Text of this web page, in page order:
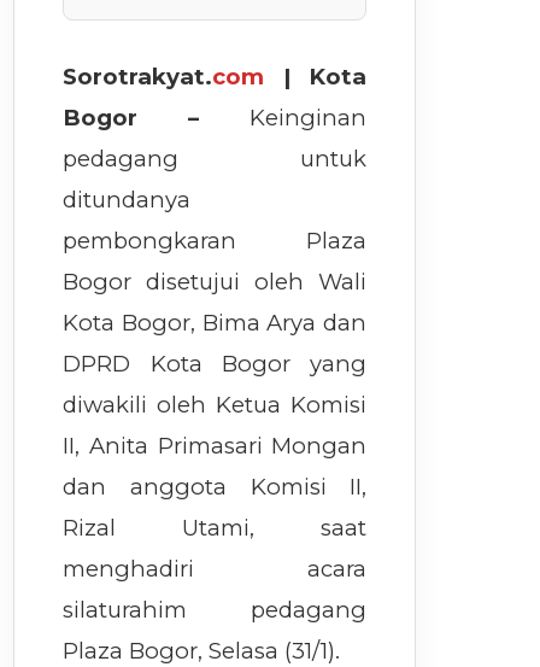
Sorotrakyat.com | Kota
Bogor – Keinginan
pedagang untuk
ditundanya
pembongkaran Plaza
Bogor disetujui oleh Wali
Kota Bogor, Bima Arya dan
DPRD Kota Bogor yang
diwakili oleh Ketua Komisi
II, Anita Primasari Mongan
dan anggota Komisi II,
Rizal Utami, saat
menghadiri acara
silaturahim pedagang
Plaza Bogor, Selasa (31/1).